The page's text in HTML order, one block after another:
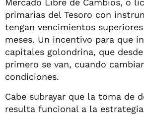
primarias del Tesoro con
tengan vencimientos
meses. Un incentivo para que
capitales golondrina, que
primero se van, cuando
condiciones.
Cabe subrayar que la toma de
resulta funcional a la